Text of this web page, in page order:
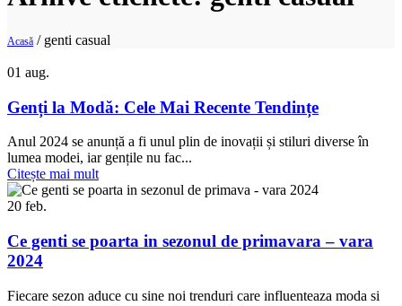
Acasă / genti casual
01 aug.
Genți la Modă: Cele Mai Recente Tendințe
Anul 2024 se anunță a fi unul plin de inovații și stiluri diverse în
lumea modei, iar gențile nu fac...
Citește mai mult
20 feb.
Ce genti se poarta in sezonul de primavara – vara
2024
Fiecare sezon aduce cu sine noi trenduri care influenteaza moda si